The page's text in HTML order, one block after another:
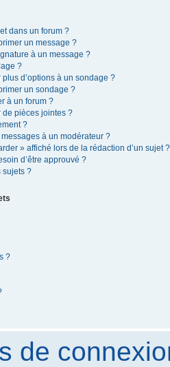
dans un forum ?
un message ?
à un message ?
?
d’options à un sondage ?
un sondage ?
à un forum ?
de pièces jointes ?
?
à un modérateur ?
» affiché lors de la rédaction d’un sujet ?
d’être approuvé ?
sujets ?
?
de